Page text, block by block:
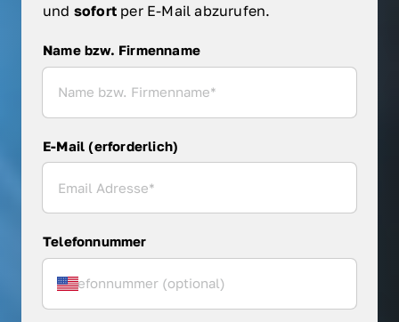
und sofort per E-Mail abzurufen.
Name bzw. Firmenname
Name bzw. Firmenname
E-Mail (erforderlich)
Telefonnummer